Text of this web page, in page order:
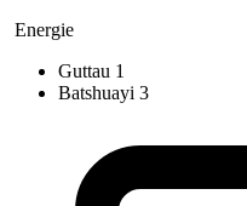
Energie
Guttau 1
Batshuayi 3